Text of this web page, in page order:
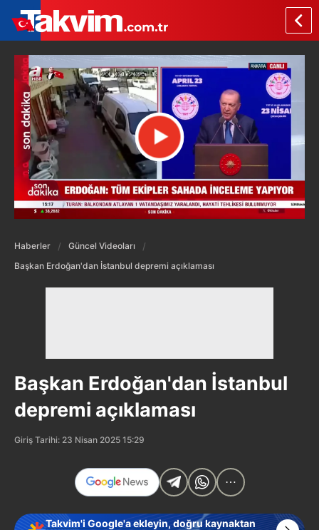
Haberler
Güncel Videoları
Başkan Erdoğan'dan İstanbul depremi açıklaması
Başkan Erdoğan'dan İstanbul
depremi açıklaması
Giriş Tarihi: 23 Nisan 2025 15:29
Takvim'i Google'a ekleyin, doğru kaynaktan